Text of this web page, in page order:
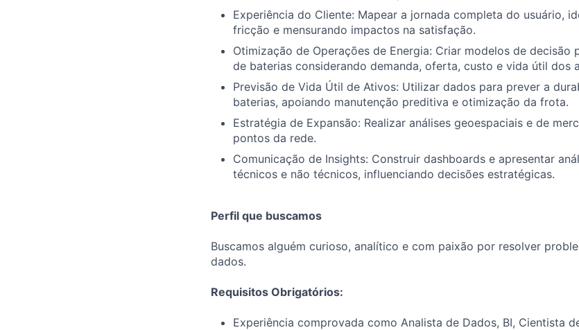
Experiência do Cliente: Mapear a jornada completa do usuário,
fricção e mensurando impactos na satisfação.
Otimização de Operações de Energia: Criar modelos de decisão
de baterias considerando demanda, oferta, custo e vida útil dos
Previsão de Vida Útil de Ativos: Utilizar dados para prever a
baterias, apoiando manutenção preditiva e otimização da frota.
Estratégia de Expansão: Realizar análises geoespaciais e de
pontos da rede.
Comunicação de Insights: Construir dashboards e apresentar
técnicos e não técnicos, influenciando decisões estratégicas.
Perfil que buscamos
Buscamos alguém curioso, analítico e com paixão por resolver
dados.
Requisitos Obrigatórios:
Experiência comprovada como Analista de Dados, BI, Cientista